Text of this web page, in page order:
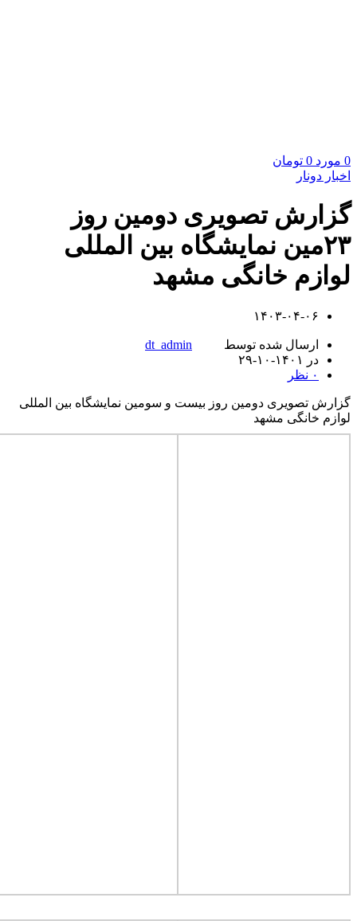
0 مورد 0 تومان
اخبار دونار
گزارش تصویری دومین روز
۲۳مین نمایشگاه بین المللی
لوازم خانگی مشهد
۱۴۰۳-۰۴-۰۶
ارسال شده توسط
dt_admin
در ۱۴۰۱-۱۰-۲۹
۰ نظر
گزارش تصویری دومین روز بیست و سومین نمایشگاه بین المللی
لوازم خانگی مشهد